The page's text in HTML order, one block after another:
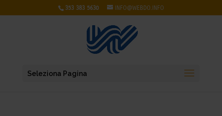
353 383 5630 INFO@WEBDO.INFO
Seleziona Pagina